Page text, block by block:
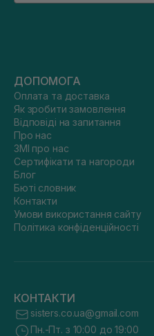
ДОПОМОГА
Оплата та доставка
Як зробити замовлення
Відповіді на запитання
Про нас
ЗМІ про нас
Сертифікати та нагороди
Блог
Бюті словник
Контакти
Умови використання сайту
Політика конфіденційності
КОНТАКТИ
sisters.co.ua@gmail.com
Пн.-Пт. з 10:00 до 19:00